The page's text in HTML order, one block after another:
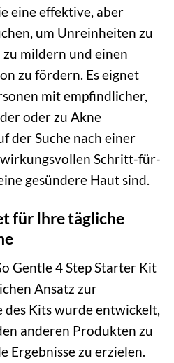
eine effektive, aber
um Unreinheiten zu
mildern und einen
zu fördern. Es eignet
mit empfindlicher,
oder zu Akne
der Suche nach einer
Schritt-für-
gesündere Haut sind.
für Ihre tägliche
Gentle 4 Step Starter Kit
Ansatz zur
des Kits wurde entwickelt,
anderen Produkten zu
Ergebnisse zu erzielen.